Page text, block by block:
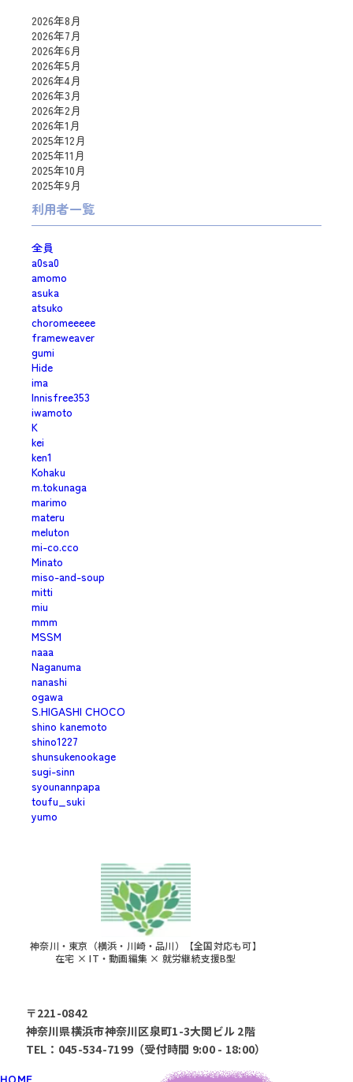
2026年8月
2026年7月
2026年6月
2026年5月
2026年4月
2026年3月
2026年2月
2026年1月
2025年12月
2025年11月
2025年10月
2025年9月
利用者一覧
全員
a0sa0
amomo
asuka
atsuko
choromeeeee
frameweaver
gumi
Hide
ima
Innisfree353
iwamoto
K
kei
ken1
Kohaku
m.tokunaga
marimo
materu
meluton
mi-co.cco
Minato
miso-and-soup
mitti
miu
mmm
MSSM
naaa
Naganuma
nanashi
ogawa
S.HIGASHI CHOCO
shino kanemoto
shino1227
shunsukenookage
sugi-sinn
syounannpapa
toufu_suki
yumo
神奈川・東京（横浜・川崎・品川）【全国対応も可】
在宅 × IT・動画編集 × 就労継続支援B型
〒221-0842
神奈川県横浜市神奈川区泉町1-3大関ビル 2階
TEL：045-534-7199（受付時間 9:00 - 18:00）
HOME